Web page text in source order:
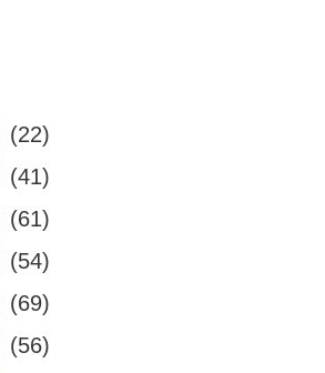
(22)
(41)
(61)
(54)
(69)
(56)